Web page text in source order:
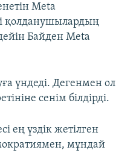
Meta
қолданушылардың
Байден Meta
үндеді. Дегенмен ол
сенім білдірді.
ең үздік жетілген
мұндай